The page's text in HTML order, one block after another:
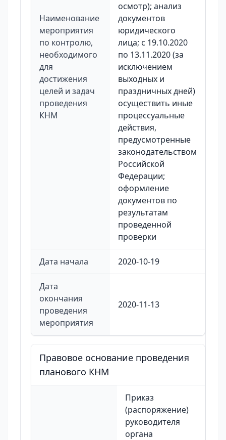
Наименование
мероприятия
по контролю,
необходимого
для
достижения
целей и задач
проведения
КНМ
осмотр); анализ
документов
юридического
лица; с 19.10.2020
по 13.11.2020 (за
исключением
выходных и
праздничных дней)
осуществить иные
процессуальные
действия,
предусмотренные
законодательством
Российской
Федерации;
оформление
документов по
результатам
проведенной
проверки
Дата начала 2020-10-19
Дата
окончания
проведения
мероприятия
2020-11-13
Правовое основание проведения
планового КНМ
Приказ
(распоряжение)
руководителя
органа